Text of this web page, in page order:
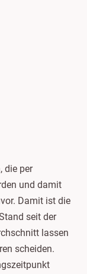
die per
und damit
Damit ist die
seit der
lassen
scheiden.